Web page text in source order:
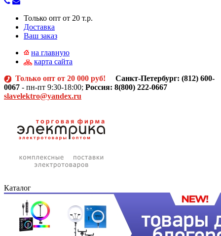
Только опт от 20 т.р.
Доставка
Ваш заказ
на главную
карта сайта
Только опт от 20 000 руб! Санкт-Петербург: (812) 600-
0067 - пн-пт 9:30-18:00; Россия: 8(800) 222-0667
slavelektro@yandex.ru
Каталог